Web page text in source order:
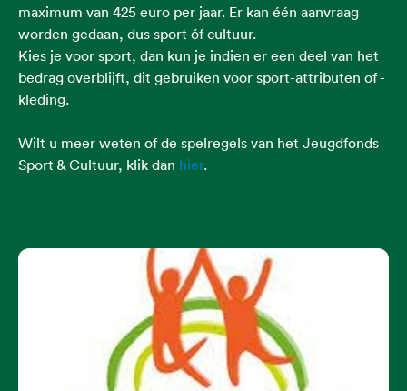
maximum van 425 euro per jaar. Er kan één aanvraag
worden gedaan, dus sport óf cultuur.
Kies je voor sport, dan kun je indien er een deel van het
bedrag overblijft, dit gebruiken voor sport-attributen of -
kleding.
Wilt u meer weten of de spelregels van het Jeugdfonds
Sport & Cultuur, klik dan hier.